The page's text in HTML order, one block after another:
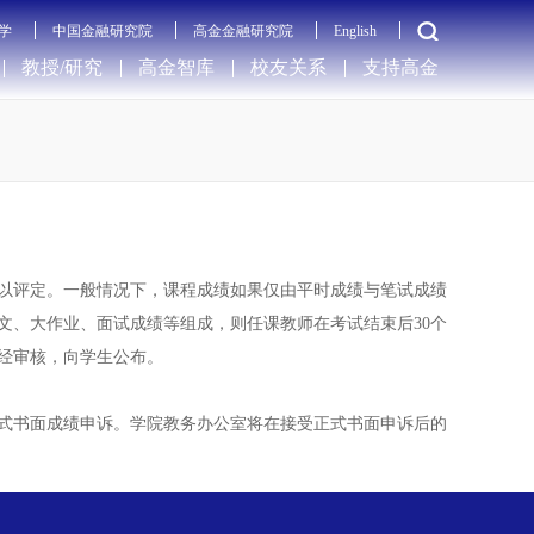
中国金融研究院 高金金融研究院 English
教授/研究 高金智库 校友关系 支持高金
定。一般情况下，课程成绩如果仅由平时成绩与笔试成绩
大作业、面试成绩等组成，则任课教师在考试结束后30个
核，向学生公布。
面成绩申诉。学院教务办公室将在接受正式书面申诉后的